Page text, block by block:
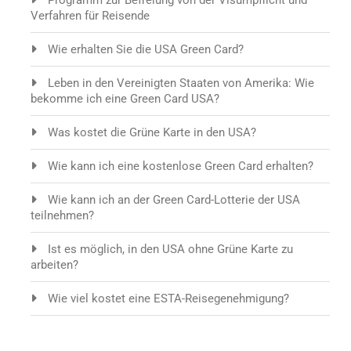
Verfahren für Reisende
Wie erhalten Sie die USA Green Card?
Leben in den Vereinigten Staaten von Amerika: Wie
bekomme ich eine Green Card USA?
Was kostet die Grüne Karte in den USA?
Wie kann ich eine kostenlose Green Card erhalten?
Wie kann ich an der Green Card-Lotterie der USA
teilnehmen?
Ist es möglich, in den USA ohne Grüne Karte zu
arbeiten?
Wie viel kostet eine ESTA-Reisegenehmigung?